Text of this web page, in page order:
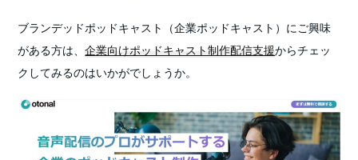
ブランデッドポッドキャスト（企業ポッドキャスト）にご興味
がある方は、企業向けポッドキャスト制作配信支援からチェッ
クしてみるのはいかがでしょうか。